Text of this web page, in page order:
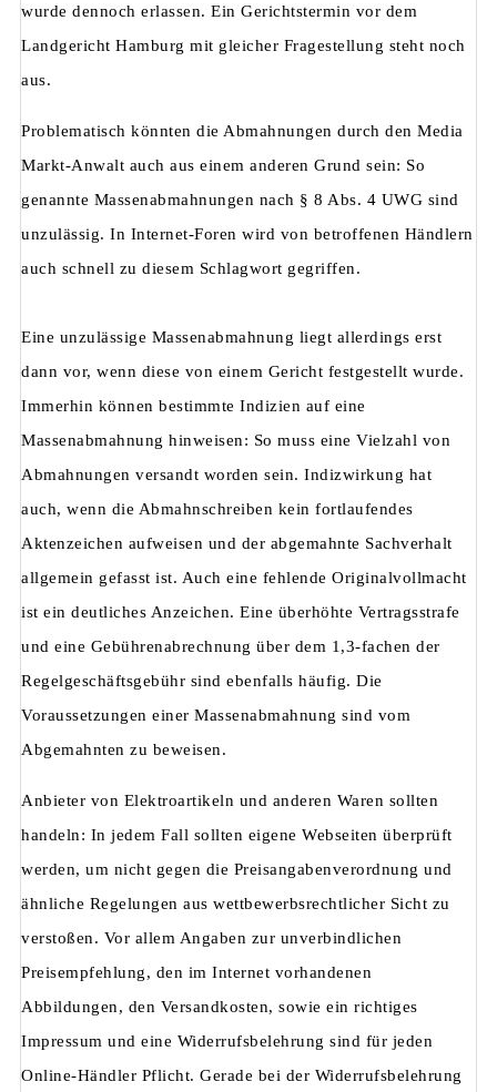
wurde dennoch erlassen. Ein Gerichtstermin vor dem
Landgericht Hamburg mit gleicher Fragestellung steht noch
aus.
Problematisch könnten die Abmahnungen durch den Media
Markt-Anwalt auch aus einem anderen Grund sein: So
genannte Massenabmahnungen nach § 8 Abs. 4 UWG sind
unzulässig. In Internet-Foren wird von betroffenen Händlern
auch schnell zu diesem Schlagwort gegriffen.
Eine unzulässige Massenabmahnung liegt allerdings erst
dann vor, wenn diese von einem Gericht festgestellt wurde.
Immerhin können bestimmte Indizien auf eine
Massenabmahnung hinweisen: So muss eine Vielzahl von
Abmahnungen versandt worden sein. Indizwirkung hat
auch, wenn die Abmahnschreiben kein fortlaufendes
Aktenzeichen aufweisen und der abgemahnte Sachverhalt
allgemein gefasst ist. Auch eine fehlende Originalvollmacht
ist ein deutliches Anzeichen. Eine überhöhte Vertragsstrafe
und eine Gebührenabrechnung über dem 1,3-fachen der
Regelgeschäftsgebühr sind ebenfalls häufig. Die
Voraussetzungen einer Massenabmahnung sind vom
Abgemahnten zu beweisen.
Anbieter von Elektroartikeln und anderen Waren sollten
handeln: In jedem Fall sollten eigene Webseiten überprüft
werden, um nicht gegen die Preisangabenverordnung und
ähnliche Regelungen aus wettbewerbsrechtlicher Sicht zu
verstoßen. Vor allem Angaben zur unverbindlichen
Preisempfehlung, den im Internet vorhandenen
Abbildungen, den Versandkosten, sowie ein richtiges
Impressum und eine Widerrufsbelehrung sind für jeden
Online-Händler Pflicht. Gerade bei der Widerrufsbelehrung